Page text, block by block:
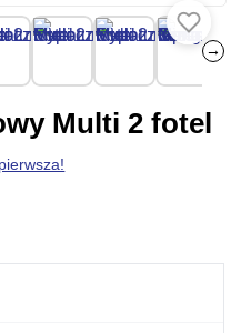
→
Multi 2 fotel